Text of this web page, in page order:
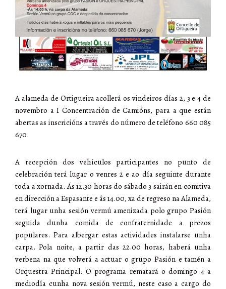
A alameda de Ortigueira acollerá os vindeiros días 2, 3 e 4 de
novembro a I Concentración de Camións, para a que están
abertas as inscricións a través do número de teléfono 660 085
670.
A recepción dos vehículos participantes no punto de
celebración terá lugar o venres 2 e ao día seguinte durante
toda a xornada. Ás 12.30 horas do sábado 3 sairán en comitiva
en dirección a Espasante e ás 14.00, xa de regreso na Alameda,
terá lugar unha sesión vermú amenizada polo grupo Pasión
seguida dunha comida de confraternidade a prezos
populares. Para albergar estas actividades instalarse unha
carpa. Pola noite, a partir das 22.00 horas, haberá unha
verbena na que volverá a actuar o grupo Pasión e tamén a
Orquestra Principal. O programa rematará o domingo 4 a
mediodía cunha nova sesión vermú, neste caso a cargo do